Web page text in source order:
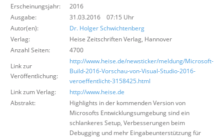
Erscheinungsjahr:
2016
Ausgabe:
31.03.2016 07:15 Uhr
Autor(en):
Dr. Holger Schwichtenberg
Verlag:
Heise Zeitschriften Verlag, Hannover
Anzahl Seiten:
4700
Link zur
Veröffentlichung:
http://www.heise.de/newsticker/meldung/Microsoft-
Build-2016-Vorschau-von-Visual-Studio-2016-
veroeffentlicht-3158425.html
Link zum Verlag:
http://www.heise.de
Abstrakt:
Highlights in der kommenden Version von
Microsofts Entwicklungsumgebung sind ein
schlankeres Setup, Verbesserungen beim
Debugging und mehr Eingabeunterstützung für